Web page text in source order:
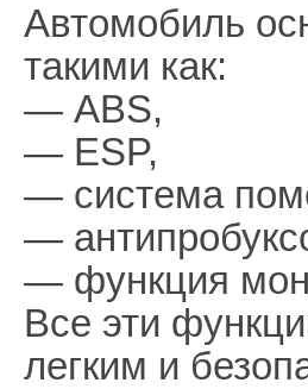
Автомобиль
такими как:
— ABS,
— ESP,
— система
—
— функция
Все эти
легким и